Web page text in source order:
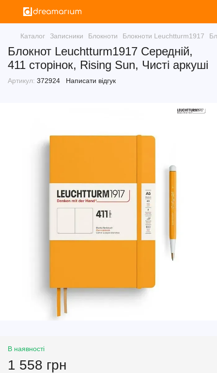
Каталог Записники Блокноти Блокноти Leuchtturm1917
Блокнот Leuchtturm1917 Середній,
411 сторінок, Rising Sun, Чисті аркуші
Артикул: 372924 Написати відгук
В наявності
1 558 грн